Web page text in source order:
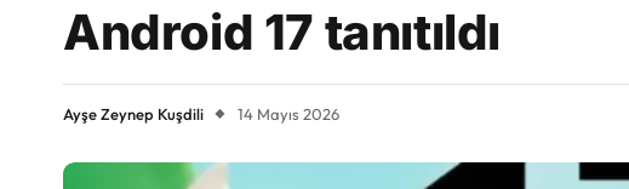
Android 17 tanıtıldı
Ayşe Zeynep Kuşdili 14 Mayıs 2026